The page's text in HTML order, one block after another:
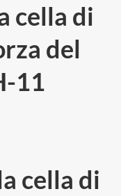
cella di
del
11
cella di